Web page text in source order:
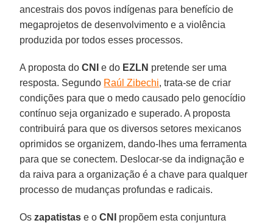
ancestrais dos povos indígenas para benefício de
megaprojetos de desenvolvimento e a violência
produzida por todos esses processos.
A proposta doCNI e do EZLN pretende ser uma
resposta. Segundo Raúl Zibechi, trata-se de criar
condições para que o medo causado pelo genocídio
contínuo seja organizado e superado. A proposta
contribuirá para que os diversos setores mexicanos
oprimidos se organizem, dando-lhes uma ferramenta
para que se conectem. Deslocar-se da indignação e
da raiva para a organização é a chave para qualquer
processo de mudanças profundas e radicais.
Oszapatistas e oCNI
propõem esta conjuntura